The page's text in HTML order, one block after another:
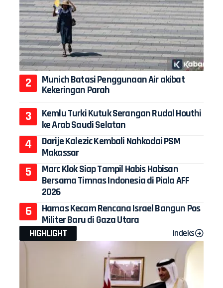
Munich Batasi Penggunaan Air akibat
Kekeringan Parah
Kemlu Turki Kutuk Serangan Rudal Houthi
ke Arab Saudi Selatan
Darije Kalezic Kembali Nahkodai PSM
Makassar
Marc Klok Siap Tampil Habis Habisan
Bersama Timnas Indonesia di Piala AFF
2026
Hamas Kecam Rencana Israel Bangun Pos
Militer Baru di Gaza Utara
HIGHLIGHT
Indeks